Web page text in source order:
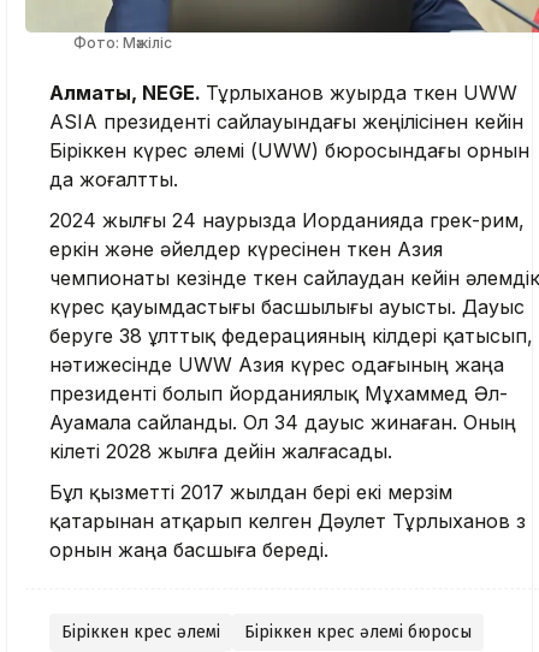
Фото: Мәжіліс
Алматы, NEGE. Тұрлыханов жуырда өткен UWW
ASIA президенті сайлауындағы жеңілісінен кейін
Біріккен күрес әлемі (UWW) бюросындағы орнын
да жоғалтты.
2024 жылғы 24 наурызда Иорданияда грек-рим,
еркін және әйелдер күресінен өткен Азия
чемпионаты кезінде өткен сайлаудан кейін әлемдік
күрес қауымдастығы басшылығы ауысты. Дауыс
беруге 38 ұлттық федерацияның өкілдері қатысып,
нәтижесінде UWW Азия күрес одағының жаңа
президенті болып йорданиялық Мұхаммед Әл-
Ауамала сайланды. Ол 34 дауыс жинаған. Оның
өкілеті 2028 жылға дейін жалғасады.
Бұл қызметті 2017 жылдан бері екі мерзім
қатарынан атқарып келген Дәулет Тұрлыханов өз
орнын жаңа басшыға береді.
Біріккен күрес әлемі
Біріккен күрес әлемі бюросы